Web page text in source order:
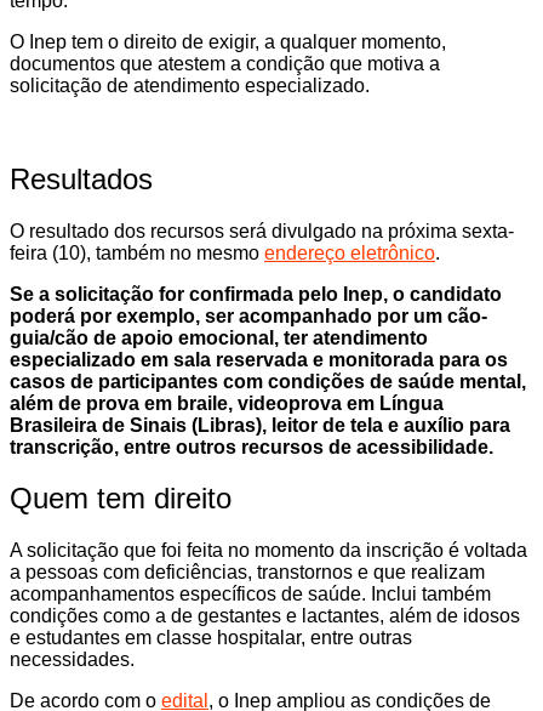
O Inep tem o direito de exigir, a qualquer momento,
documentos que atestem a condição que motiva a
solicitação de atendimento especializado.
Resultados
O resultado dos recursos será divulgado na próxima sexta-
feira (10), também no mesmo endereço eletrônico.
Se a solicitação for confirmada pelo Inep, o candidato
poderá por exemplo, ser acompanhado por um cão-
guia/cão de apoio emocional, ter atendimento
especializado em sala reservada e monitorada para os
casos de participantes com condições de saúde mental,
além de prova em braile, videoprova em Língua
Brasileira de Sinais (Libras), leitor de tela e auxílio para
transcrição, entre outros recursos de acessibilidade.
Quem tem direito
A solicitação que foi feita no momento da inscrição é voltada
a pessoas com deficiências, transtornos e que realizam
acompanhamentos específicos de saúde. Inclui também
condições como a de gestantes e lactantes, além de idosos
e estudantes em classe hospitalar, entre outras
necessidades.
De acordo com o edital , o Inep ampliou as condições de